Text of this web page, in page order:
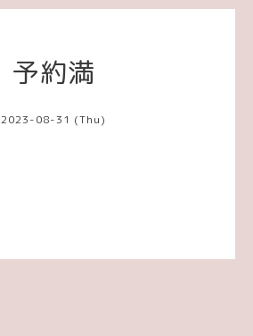
予約満
2023-08-31 (Thu)